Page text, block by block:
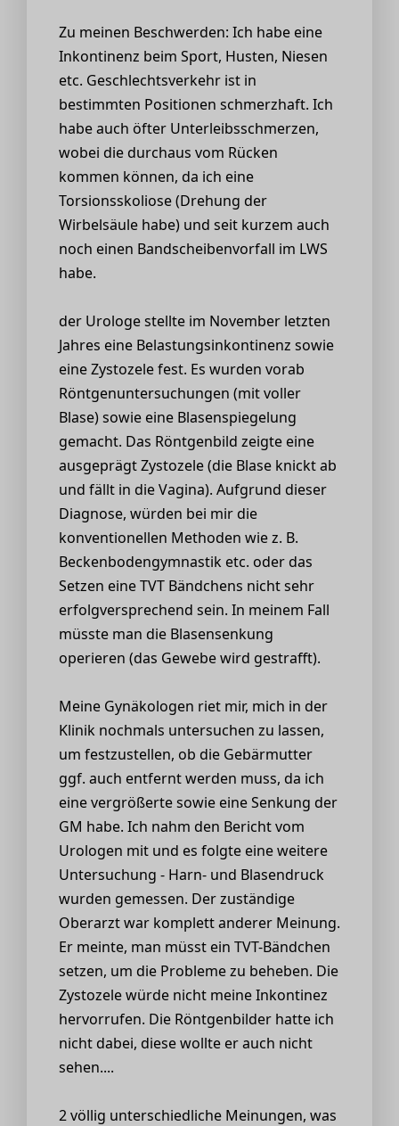
Zu meinen Beschwerden: Ich habe eine
Inkontinenz beim Sport, Husten, Niesen
etc. Geschlechtsverkehr ist in
bestimmten Positionen schmerzhaft. Ich
habe auch öfter Unterleibsschmerzen,
wobei die durchaus vom Rücken
kommen können, da ich eine
Torsionsskoliose (Drehung der
Wirbelsäule habe) und seit kurzem auch
noch einen Bandscheibenvorfall im LWS
habe.
der Urologe stellte im November letzten
Jahres eine Belastungsinkontinenz sowie
eine Zystozele fest. Es wurden vorab
Röntgenuntersuchungen (mit voller
Blase) sowie eine Blasenspiegelung
gemacht. Das Röntgenbild zeigte eine
ausgeprägt Zystozele (die Blase knickt ab
und fällt in die Vagina). Aufgrund dieser
Diagnose, würden bei mir die
konventionellen Methoden wie z. B.
Beckenbodengymnastik etc. oder das
Setzen eine TVT Bändchens nicht sehr
erfolgversprechend sein. In meinem Fall
müsste man die Blasensenkung
operieren (das Gewebe wird gestrafft).
Meine Gynäkologen riet mir, mich in der
Klinik nochmals untersuchen zu lassen,
um festzustellen, ob die Gebärmutter
ggf. auch entfernt werden muss, da ich
eine vergrößerte sowie eine Senkung der
GM habe. Ich nahm den Bericht vom
Urologen mit und es folgte eine weitere
Untersuchung - Harn- und Blasendruck
wurden gemessen. Der zuständige
Oberarzt war komplett anderer Meinung.
Er meinte, man müsst ein TVT-Bändchen
setzen, um die Probleme zu beheben. Die
Zystozele würde nicht meine Inkontinez
hervorrufen. Die Röntgenbilder hatte ich
nicht dabei, diese wollte er auch nicht
sehen....
2 völlig unterschiedliche Meinungen, was